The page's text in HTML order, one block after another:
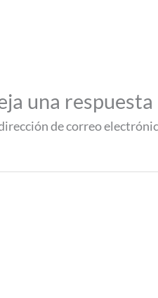
una respuesta
de correo